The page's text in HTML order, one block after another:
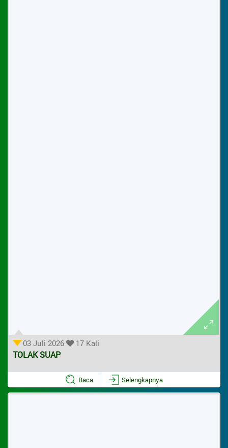
03 Juli 2026 17 Kali
TOLAK SUAP
Baca Selengkapnya